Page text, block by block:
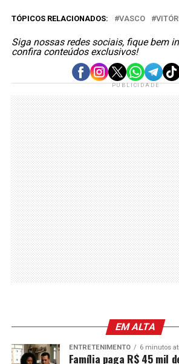
TÓPICOS RELACIONADOS: VASCO
Siga nossas redes sociais, fique bem
confira conteúdos exclusivos!
PUBLICIDADE
EM ALTA
ENTRETENIMENTO 6 minutos
Família paga R$ 45 mil